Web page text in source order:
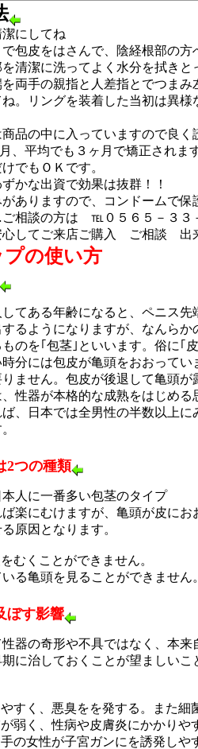
にしてね
包皮をはさんで、陰経根部の
清潔に洗ってよく水分を拭き
を両手の親指と人差指とでつま
。リングを装着した当初は異
品の中に入っていますので良く
、平均でも３ヶ月で矯正されま
でもＯＫです。
かな出資で効果は抜群！！
ありますので、コンドームで保
相談の方は ℡０５６５－３３
してご来店ご購入 ご相談 出
の使い方
てある年齢になると、ペニス先
するようになりますが、なんら
のを｢包茎｣といいます。俗に｢
分には包皮が亀頭をおおって
ません。包皮が後退して亀頭
性器が本格的な成熟をはじめ
、日本では全男性の半数以上
2つの種類
人に一番多い包茎のタイプ
楽にむけますが、亀頭が皮に
原因となります。
むくことができません。
る亀頭を見ることができません
ぼす影響
器の奇形や不具ではなく、本
に治しておくことが望ましい
すく、悪臭をを発する。また細
弱く、性病や皮膚炎にかかりや
の女性が子宮ガンにを誘発しや